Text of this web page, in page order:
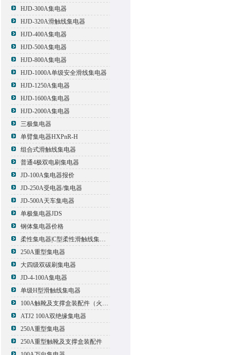
HJD-300A集电器
HJD-320A滑触线集电器
HJD-400A集电器
HJD-500A集电器
HJD-800A集电器
HJD-1000A单级安全滑线集电器
HJD-1250A集电器
HJD-1600A集电器
HJD-2000A集电器
三极集电器
单臂集电器HXPnR-H
组合式滑触线集电器
普通4极双电刷集电器
JD-100A集电器报价
JD-250A受电器/集电器
JD-500A天车集电器
单极集电器JDS
钢体集电器价格
柔性集电器|C型柔性滑触线集电器
250A重型集电器
大四级双碳刷集电器
JD-4-100A集电器
单级H型滑触线集电器
100A触靴及支撑盒装配件（火线）
ATJ2 100A双绝缘集电器
250A重型集电器
250A重型触靴及支撑盒装配件